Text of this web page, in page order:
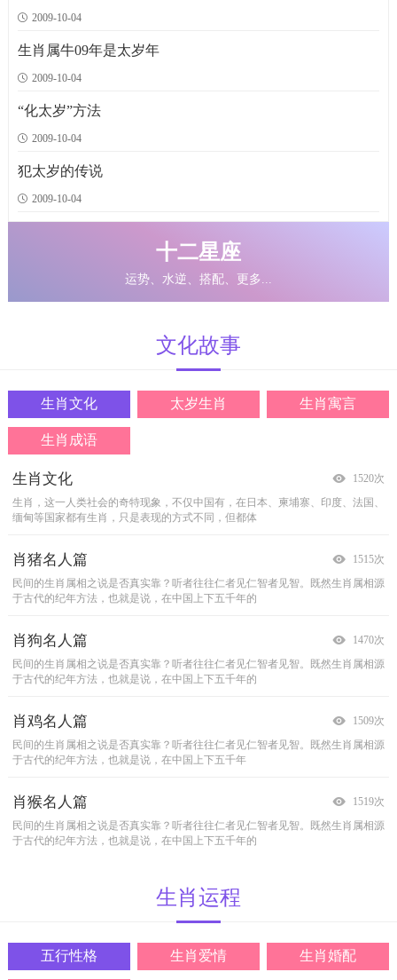
天蝎座属鼠的人性格解析
天秤座属鼠的人性格解析
们无法将追求完美之事置旁不顾。由于他们真正的
处女座属鼠的人性格解析
的进取心加上处女座的经营才智，使他们从不对任
双鱼座属牛的人性格解析
射手座属牛的人性格解析
牛者更能如此，他们精力充沛，既热情激昂又宁和
巨蟹座属牛的人性格解析
烈的决心。巨蟹座者深厚的敏感性配合肖牛者踏实
属虎白羊座性格
属虎水瓶座性格
属狗的白羊、双子、天秤或射手座者.属马者
肖虎的人【拥有吸引人能力】
同样属虎，加上出生的时辰及季节大致相同的
属兔的人如何在职场上必胜
婚后与属兔人的相处技巧
理财是很困难的事情，所以婚后仍常穿著名牌，
属兔的贵人属相 属兔的贵人属相：未羊、戌狗、亥猪
会有一段很短暂的友谊，原因是因为他们的自
狮者心好温暖而喜欢与他人分享财富，肖龙者可以很自私，但是他们多愁善感，
双子座属龙的人性格解析
着迷的潜力，双子肖龙者是华丽的化身，但是不要想
肖龙的双鱼座者极为在乎自己的进步，这种人需要觉得自己在进步。静止不动使
其感到紧张不安，所以在已无进步可言时，他就旅行
射手肖蛇者是忧虑的化身，他们关心自己所爱与景仰的人，照顾那些人生活中的
狮子座属蛇的人性格解析
蛇者熟识之后，他们会松懈下来并对你表示友善。他
双子肖蛇者具有颇为矛盾的性格，如果他能紧紧保有其天生禀赋所显露出的才
华，这种人将有伟大的前途。双子肖蛇者是位喜好思想
天蝎座天生具有魅力，深受他人喜爱。他们有自我纪律感，且善社交、多才多
属马人出生月的命运，属马的几月出生好
荡荡、欣欣向荣，但雪地将开，冰天将放，一生少得
肖马的人【口甜舌滑受欢迎】
的人不仅观念不同，连性格亦相异，首先你会瞧
男属羊的VS女属狗的：最好是公开，因为你们非常悲观。在你们眼中，没什
属羊的人和属鸡的人配吗
情并不理想，你除了谈情说爱外，什么也不会。
男属羊的VS女属猴的：难以成为配偶，因她从未把你当作她的婚爱人选。
女属羊的VS男属猴的：强以结合，他满足的是钱财
向生肖属猴的男女推荐香水
从阳历出生日看属猴终生命局
4/5日至3月5/6日)：生逢驿马乡，招财大吉昌，
猴年出生的女明星董洁，陈红，许晴，周涛，王小丫，苏玉华，翁虹，萧
亚轩，叶璇，张柏芝，容祖儿，王馨平，刘玉玲，
属鸡的人为何会失恋
属鸡的人谈恋爱要注意什么
很热衷地安排吃饭、看电影。与他们交往最大的秘
关于鸡的成语，与鸡有关的成语，带鸡字的成语
瓦造的犬。比喻徒有其表，实为无用之物。
生肖属狗的夫妻间和睦相处学问
生肖狗的爱情死穴
观察异性的能力，容易把自己束缚在固定的圈
生肖狗最优质的情侣组合
的生肖人士成为你的情侣，那么你们二人往往属
天秤座属猪的人性格解析
双鱼座属猪的人性格解析
己的负担，这种人较一般人有更强烈的感受。双鱼
摩羯座属猪的人性格解析
感，他们认为自己终将成名与富有。他们是了不起的
2009-10-04
生肖属牛09年是太岁年
2009-10-04
“化太岁”方法
2009-10-04
犯太岁的传说
2009-10-04
十二星座
运势、水逆、搭配、更多...
文化故事
生肖文化 太岁生肖 生肖寓言
生肖成语
生肖文化
1520次
生肖，这一人类社会的奇特现象，不仅中国有，在日本、柬埔寨、印度、法国、
缅甸等国家都有生肖，只是表现的方式不同，但都体
肖猪名人篇
1515次
民间的生肖属相之说是否真实靠？听者往往仁者见仁智者见智。既然生肖属相源
于古代的纪年方法，也就是说，在中国上下五千年的
肖狗名人篇
1470次
民间的生肖属相之说是否真实靠？听者往往仁者见仁智者见智。既然生肖属相源
于古代的纪年方法，也就是说，在中国上下五千年的
肖鸡名人篇
1509次
民间的生肖属相之说是否真实靠？听者往往仁者见仁智者见智。既然生肖属相源
于古代的纪年方法，也就是说，在中国上下五千年
肖猴名人篇
1519次
民间的生肖属相之说是否真实靠？听者往往仁者见仁智者见智。既然生肖属相源
于古代的纪年方法，也就是说，在中国上下五千年的
民间的生肖属相之说是否真实靠？听者往往仁者见仁智者见智。既然生肖属相源
于古代的纪年方法，也就是说，在中国上下五千年
肖马名人篇
1730次
12生肖的性格特征
1761次
鼠年出生的人――敏锐乐观性格：性柔和、为人坦成、单纯、具有敏锐的直观、
以感觉来判断事物，能力强、属性急，急功型，虚荣
什么是犯太岁？
1842次
什么是犯太岁？ 人的出生生肖与太岁有着刑冲破害的不利关系，因恐冒犯太
岁，故便有拜太岁的风俗传统，其生肖与太岁刑冲破害
2009年那些星座冲犯太岁
1632次
犯太岁的人每年都会有，但每年冲犯的情况及属相生肖各有不同。2009己丑牛
年，除了逢本命年的生肖属牛的人之外，还有其他
生肖属牛09年是太岁年
1605次
2009年运势2009年&ldquo;立春&rdquo;的四柱八字，为己丑、丙寅、庚辰、丙
子，即土牛年火虎月金龙日火鼠时，火生土，土生金，
“化太岁”方法
1607次
佩戴“三合生肖”玉饰。中国传统认为：玉具有灵气，可为人定惊、化煞和挡
灾。“三合生肖”玉饰是依据中华生肖文化与传
太岁共有六十位将军，轮流负责统领该年，是最有力的年神，除玉皇大帝，几乎
各路神明都要听其命，因此，若有冒犯他，便
太岁生肖：羊，牛，狗，马
1745次
猪→→野猪和狐狸
1514次
一野猪站在树底下，在树皮上磨利自己的撩牙。一只狐狸走过，问：&ldquo; 现
在还没有猎人或猎狗到来的危险，为什么要这样磨利
狗→→狗和野兔
1487次
一猎狗从兔窝中追出一只野兔来。追了好久，便停下来不追了，一个牧童看见猎
狗停住，便嘲笑的说：&ldquo;你们两个反而是小的
鸡→→ 贼和公鸡
1521次
有个贼进入一座屋子里去，他找不到什么值钱的东西，只看见有一只公鸡，于是
他们就偷了公鸡很快逃跑。回到了家里，正打算去杀
猴 →→ 天神和猴子
1484次
天神丘彼得通知森林里的野兽， 将要颁奖给哪个有最漂亮子女的野兽。猴子也
跟着其他的野兽来了。以宽容的母爱，带著一只扁鼻
羊→→ 狼和羊
1458次
一只狼被猎狗咬伤，伤势很重，只能躺在洞里。因为缺少食物，他就恳求一只路
过的羊，请他从附近的山溪里取一些水来让狼解渴。
马、牛、狗因为严寒交迫，非常痛苦，便请求人给他们庇荫和保护。人亲切地接
待 他们，生起火来，让他们温暖，也毫不吝蔷地给
蛇→→父亲和蛇
1426次
十二生肖歇后语
1473次
1、鼠老鼠过街&mdash;&mdash;人人喊打 老鼠见了猫
&mdash;&mdash;骨头都软了老鼠拉木锨&mda
十二生肖成语和谚语
1497次
嵌入十二生肖的成语和谚语很多比如成语有鼠目寸光、鼠肚鸡肠、鼠窃狗盗；牛
刀小试、牛骥同皂、牛鬼蛇神；虎背熊腰、虎踞龙盘
生肖成语>猪
1499次
猪猪是最早和人类发生关系的动物之一，因此在我们的语言里，许多时候
都用"猪"字去比喻事物。猪性莽撞，所以用
生肖成语>鸡
1509次
鸡闻鸡起舞"闻鸡起舞"的鸡是指鸡鸣，舞是舞剑、习武。它说的是晋
朝人祖逖的故事。祖逖胸情开阔，不怎么讲究仪
生肖成语>狗
1602次
狗狗是最早与人类发生密切关系的动物之一，因此，在我们的语言里，许
多时候都用狗字去比喻事物，内容丰富多彩。
羊肠小道 形容曲折狭隘的小路。 羊落虎口 羊落到老虎嘴里。比喻坠入险境，
有死无生。例：明&middot;单本《蕉
生肖成语>猴
1449次
生肖运程
五行性格 生肖爱情 生肖婚配